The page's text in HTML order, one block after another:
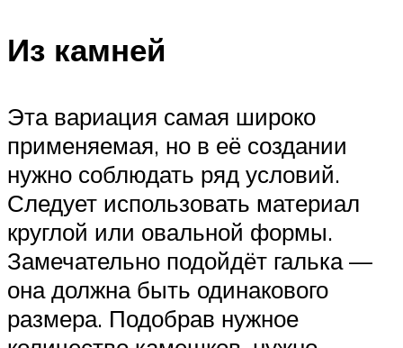
Из камней
Эта вариация самая широко
применяемая, но в её создании
нужно соблюдать ряд условий.
Следует использовать материал
круглой или овальной формы.
Замечательно подойдёт галька —
она должна быть одинакового
размера. Подобрав нужное